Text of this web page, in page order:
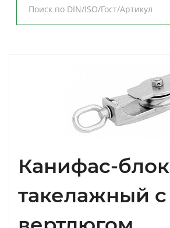
Канифас-блок
такелажный с